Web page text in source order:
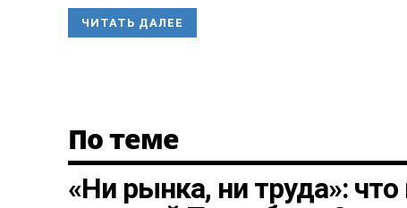
ЧИТАТЬ ДАЛЕЕ
По теме
«Ни рынка, ни труда»: